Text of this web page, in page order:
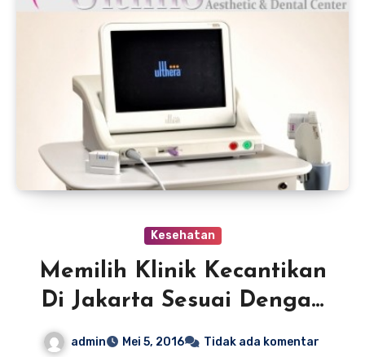
Kesehatan
Memilih Klinik Kecantikan
Di Jakarta Sesuai Dengan
admin Mei 5, 2016 Tidak ada komentar